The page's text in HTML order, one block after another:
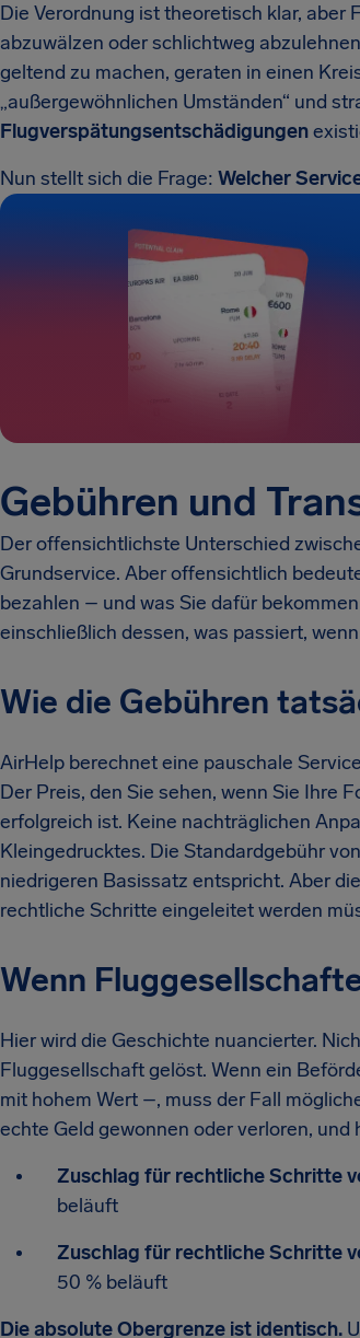
Die Verordnung ist theoretisch klar, aber
abzuwälzen oder schlichtweg
geltend zu machen, geraten in einen
„außergewöhnlichen Umständen“ und
Flugverspätungsentschädigungen
Nun stellt sich die Frage: Welcher
Gebühren und
Der offensichtlichste Unterschied
Grundservice. Aber offensichtlich
bezahlen – und was Sie dafür
einschließlich dessen, was passiert,
Wie die Gebühren
AirHelp berechnet eine pauschale
Der Preis, den Sie sehen, wenn Sie Ihre
erfolgreich ist. Keine nachträglichen
Kleingedrucktes. Die Standardgebühr
niedrigeren Basissatz entspricht. Aber
rechtliche Schritte eingeleitet werden
Wenn
Hier wird die Geschichte nuancierter.
Fluggesellschaft gelöst. Wenn ein
mit hohem Wert –, muss der Fall
echte Geld gewonnen oder verloren,
Zuschlag für rechtliche Schritte
beläuft
Zuschlag für rechtliche Schritte
50 % beläuft
Die absolute Obergrenze ist identisch.